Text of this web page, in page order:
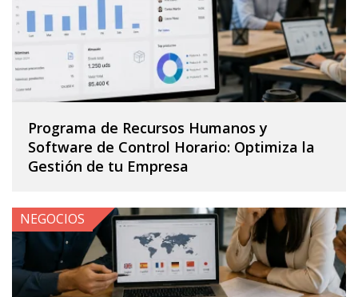
Programa de Recursos Humanos y
Software de Control Horario: Optimiza la
Gestión de tu Empresa
NEGOCIOS